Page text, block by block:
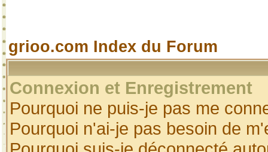
grioo.com Index du Forum
Connexion et Enregistrement
Pourquoi ne puis-je pas me
Pourquoi n'ai-je pas besoin de